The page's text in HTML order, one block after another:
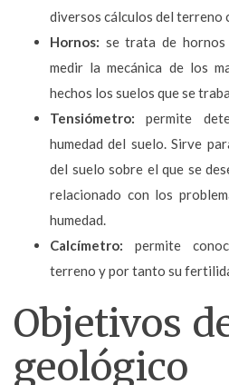
diversos cálculos del terreno
Hornos: se trata de hornos
medir la mecánica de los
hechos los suelos que se
Tensiómetro: permite
humedad del suelo. Sirve
del suelo sobre el que se
relacionado con los
humedad.
Calcímetro: permite
terreno y por tanto su
Objetivos
geológico